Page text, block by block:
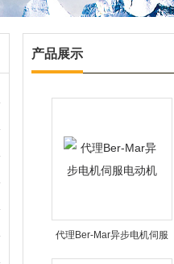
产品展示
代理Ber-Mar异步电机伺服
电动机